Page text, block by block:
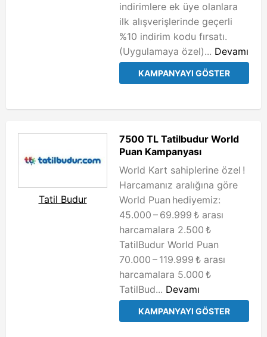
indirimlere ek üye olanlara
ilk alışverişlerinde geçerli
%10 indirim kodu fırsatı.
(Uygulamaya özel)... Devamı
KAMPANYAYI GÖSTER
Tatil Budur
7500 TL Tatilbudur World
Puan Kampanyası
World Kart sahiplerine özel !
Harcamanız aralığına göre
World Puan hediyemiz:
45.000 – 69.999 ₺ arası
harcamalara 2.500 ₺
TatilBudur World Puan
70.000 – 119.999 ₺ arası
harcamalara 5.000 ₺
TatilBud... Devamı
KAMPANYAYI GÖSTER